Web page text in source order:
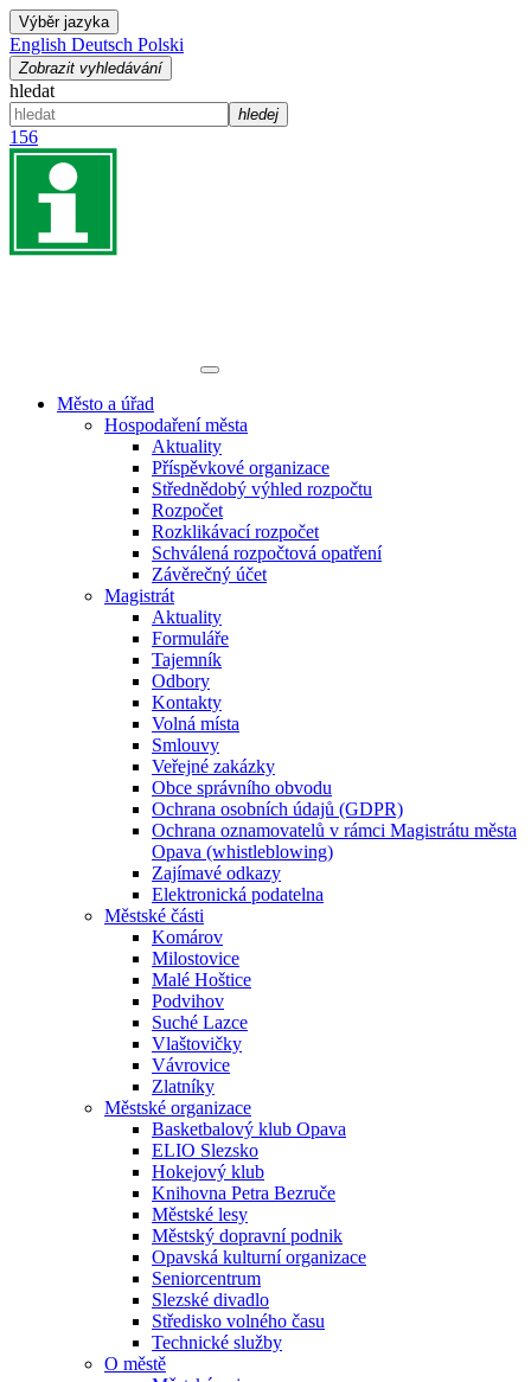
Výběr jazyka
English Deutsch Polski
Zobrazit vyhledávání
hledat
hledej
156
Město a úřad
Hospodaření města
Aktuality
Příspěvkové organizace
Střednědobý výhled rozpočtu
Rozpočet
Rozklikávací rozpočet
Schválená rozpočtová opatření
Závěrečný účet
Magistrát
Aktuality
Formuláře
Tajemník
Odbory
Kontakty
Volná místa
Smlouvy
Veřejné zakázky
Obce správního obvodu
Ochrana osobních údajů (GDPR)
Ochrana oznamovatelů v rámci Magistrátu města
Opava (whistleblowing)
Zajímavé odkazy
Elektronická podatelna
Městské části
Komárov
Milostovice
Malé Hoštice
Podvihov
Suché Lazce
Vlaštovičky
Vávrovice
Zlatníky
Městské organizace
Basketbalový klub Opava
ELIO Slezsko
Hokejový klub
Knihovna Petra Bezruče
Městské lesy
Městský dopravní podnik
Opavská kulturní organizace
Seniorcentrum
Slezské divadlo
Středisko volného času
Technické služby
O městě